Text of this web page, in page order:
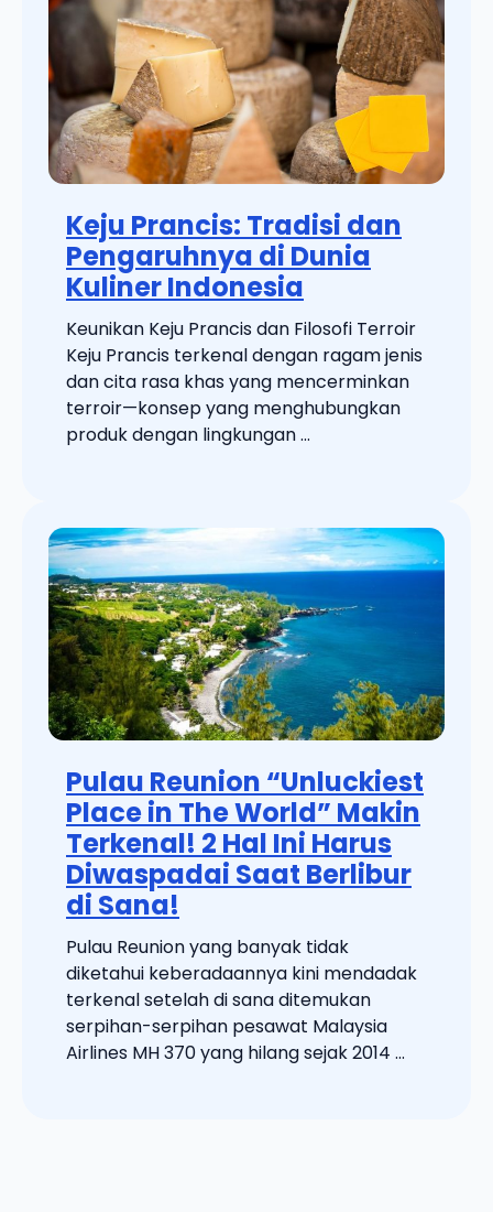
Keju Prancis: Tradisi dan
Pengaruhnya di Dunia
Kuliner Indonesia
Keunikan Keju Prancis dan Filosofi Terroir
Keju Prancis terkenal dengan ragam jenis
dan cita rasa khas yang mencerminkan
terroir—konsep yang menghubungkan
produk dengan lingkungan ...
Pulau Reunion “Unluckiest
Place in The World” Makin
Terkenal! 2 Hal Ini Harus
Diwaspadai Saat Berlibur
di Sana!
Pulau Reunion yang banyak tidak
diketahui keberadaannya kini mendadak
terkenal setelah di sana ditemukan
serpihan-serpihan pesawat Malaysia
Airlines MH 370 yang hilang sejak 2014 ...